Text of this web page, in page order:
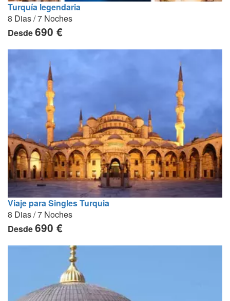
Turquía legendaria
8 Dias / 7 Noches
Desde690 €
Viaje para Singles Turquia
8 Dias / 7 Noches
Desde690 €